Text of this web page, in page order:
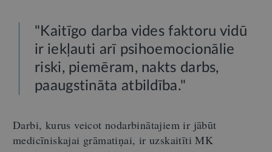
"Kaitīgo darba vides faktoru vidū
ir iekļauti arī psihoemocionālie
riski, piemēram, nakts darbs,
paaugstināta atbildība."
Darbi, kurus veicot nodarbinātajiem ir jābūt
medicīniskajai grāmatiņai, ir uzskaitīti MK